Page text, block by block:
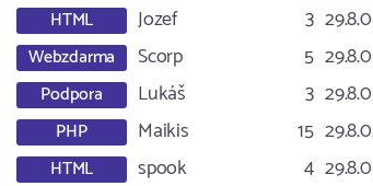
HTML Jozef 3
Webzdarma Scorp 5
Podpora Lukáš 3
PHP Maikis 15
HTML spook 4